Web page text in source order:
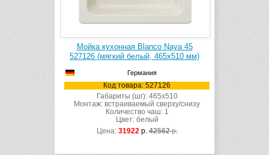
Мойка кухонная Blanco Naya 45
527126 (мягкий белый, 465х510 мм)
Германия
Код товара: 527126
Габариты (шг): 465x510
Монтаж: встраиваемый сверху/снизу
Количество чаш: 1
Цвет: белый
Цена: 31922р.42562р.